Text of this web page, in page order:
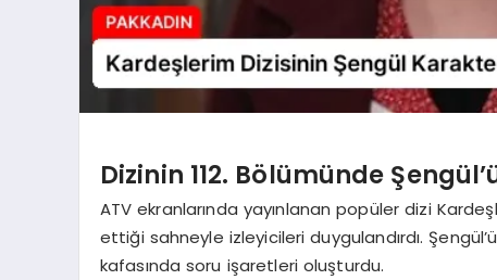
Dizinin 112. Bölümünde
ATV ekranlarında yayınlanan popüler dizi
ettiği sahneyle izleyicileri duygulandırdı.
kafasında soru işaretleri oluşturdu.